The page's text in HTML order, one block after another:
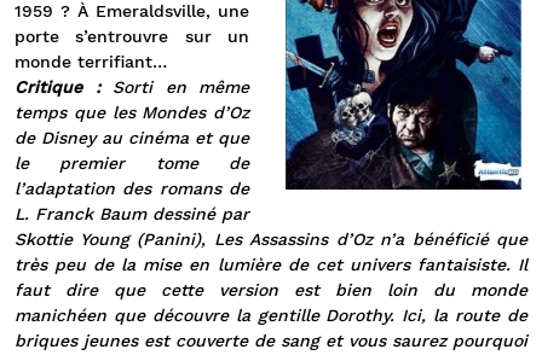
1959 ? À Emeraldsville, une
porte s’entrouvre sur un
monde terrifiant…
Critique :Sorti en même
temps que les Mondes d’Oz
de Disney au cinéma et que
le premier tome de
l’adaptation des romans de
L. Franck Baum dessiné par
Skottie Young (Panini), Les Assassins d’Oz n’a bénéficié que
très peu de la mise en lumière de cet univers fantaisiste. Il
faut dire que cette version est bien loin du monde
manichéen que découvre la gentille Dorothy. Ici, la route de
briques jeunes est couverte de sang et vous saurez pourquoi